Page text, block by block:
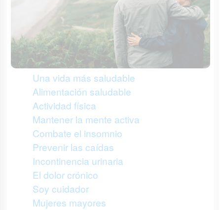
Una vida más saludable
Alimentación saludable
Actividad física
Mantener la mente activa
Combate el insomnio
Prevenir las caídas
Incontinencia urinaria
El dolor crónico
Soy cuidador
Mujeres mayores